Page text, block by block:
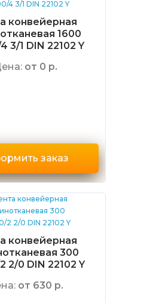
конвейерная
1600
3/1 DIN 22102 Y
от 0 р.
заказ
конвейерная
300
2/0 DIN 22102 Y
от 630 р.